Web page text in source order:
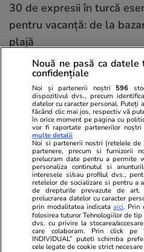
30 de expresii în turcă
pentru vacanță: de la
plajă
Știri România
De ce a fost amânată
scufundarea celor patru
Dunăre: Operațiunea va
cel mult 4 ore pentru
navă
Știri România
Operațiunile de
Nouă ne pasă ca
confidențiale
Noi și partenerii noștri 596
dispozitivul dvs., precum
datelor cu caracter personal. Puteți
făcând clic mai jos, respectiv vă
în orice moment pe pagina cu
vor fi raportate partenerilor
multe detalii
Noi si partenerii nostri (retelele
partenere, precum si furnizorii
prelucram date pentru a permite
personaliza continutul si
interesele si/sau profilul dvs.,
retelelor de socializare si pentru a
de drepturile prevazute de
prelucrarea datelor cu caracter
prin modalitatea indicataaici. Prin
folosirea tuturor Tehnologiilor de
dvs. cu privire la stocarea/
care colaboram. Prin click pe
INDIVIDUAL” puteti schimba
cele legate de cookie strict